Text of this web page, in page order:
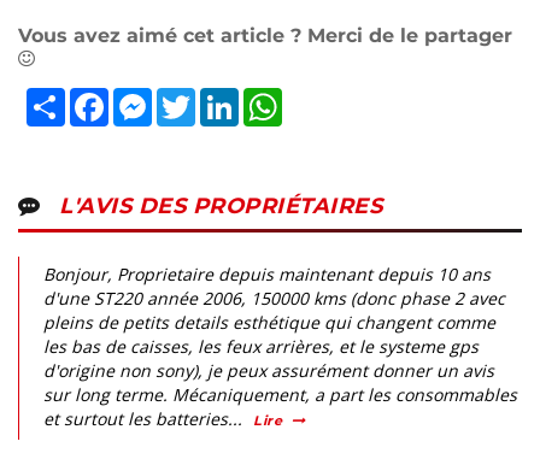
Vous avez aimé cet article ? Merci de le partager
PartagerFacebookMessenger
TwitterLinkedIn
L'AVIS DES PROPRIÉTAIRES
Bonjour, Proprietaire depuis maintenant depuis 10 ans
d'une ST220 année 2006, 150000 kms (donc phase 2 avec
pleins de petits details esthétique qui changent comme
les bas de caisses, les feux arrières, et le systeme gps
d'origine non sony), je peux assurément donner un avis
sur long terme. Mécaniquement, a part les consommables
et surtout les batteries...
Lire